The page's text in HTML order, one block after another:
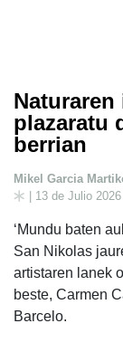
plazaratu
berrian
Mikel Garcia
| 13 de Julio 2026
‘Mundu baten
San Nikolas
artistaren lanek
beste, Carmen
Barcelo.